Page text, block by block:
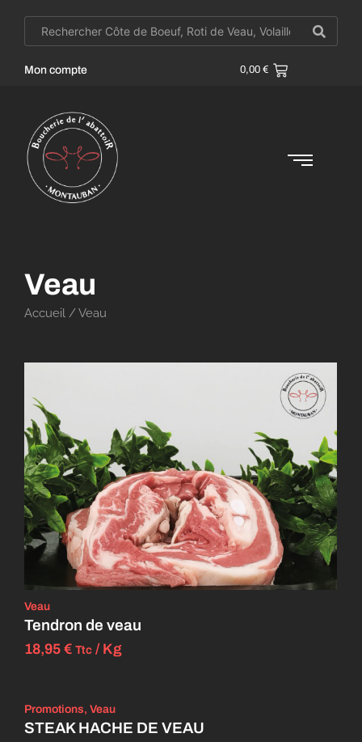
Mon compte 0,00 €
Veau
Accueil / Veau
Veau
Tendron de veau
18,95 € Ttc / Kg
Promotions, Veau
STEAK HACHE DE VEAU